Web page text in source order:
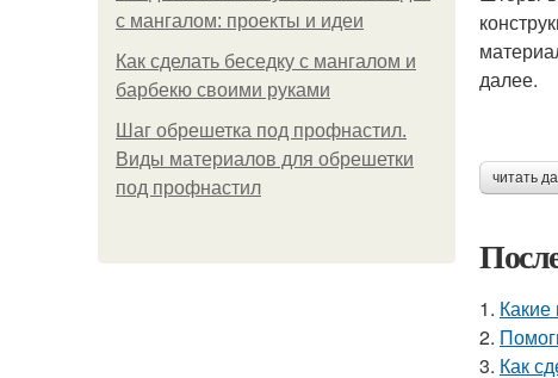
с мангалом: проекты и идеи
Как сделать беседку с мангалом и
барбекю своими руками
Шаг обрешетка под профнастил.
Виды материалов для обрешетки
под профнастил
далее.
читать
1. Какие
2.
3. Как